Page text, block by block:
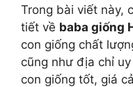
Trong bài viết này,
tiết về baba giống
con giống chất
cũng như địa chỉ
con giống tốt, giá